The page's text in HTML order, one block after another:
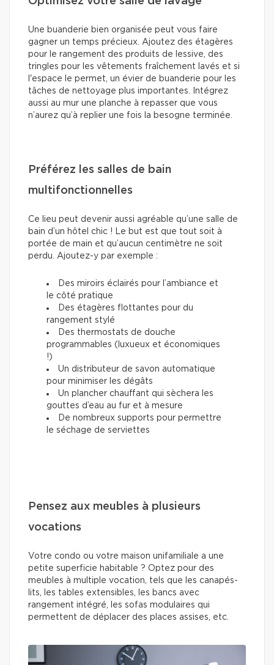
Une buanderie bien organisée peut vous faire
gagner un temps précieux. Ajoutez des étagères
pour le rangement des produits de lessive, des
tringles pour les vêtements fraîchement lavés et si
l'espace le permet, un évier de buanderie pour les
tâches de nettoyage plus importantes. Intégrez
aussi au mur une planche à repasser que vous
n’aurez qu’à replier une fois la besogne terminée.
Préférez les salles de bain
multifonctionnelles
Ce lieu peut devenir aussi agréable qu’une salle de
bain d’un hôtel chic ! Le but est que tout soit à
portée de main et qu’aucun centimètre ne soit
perdu. Ajoutez-y par exemple :
Des miroirs éclairés pour l’ambiance et
le côté pratique
Des étagères flottantes pour du
rangement stylé
Des thermostats de douche
programmables (luxueux et économiques
!)
Un distributeur de savon automatique
pour minimiser les dégâts
Un plancher chauffant qui sèchera les
gouttes d’eau au fur et à mesure
De nombreux supports pour permettre
le séchage de serviettes
Pensez aux meubles à plusieurs
vocations
Votre condo ou votre maison unifamiliale a une
petite superficie habitable ? Optez pour des
meubles à multiple vocation, tels que les canapés-
lits, les tables extensibles, les bancs avec
rangement intégré, les sofas modulaires qui
permettent de déplacer des places assises, etc.